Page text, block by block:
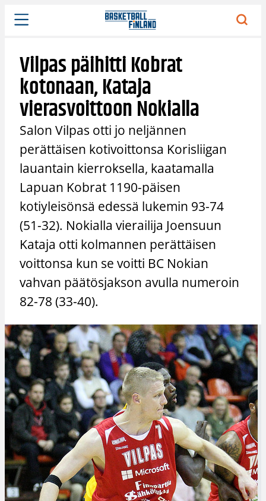
Siirry
sisältöön
Vilpas päihitti Kobrat
kotonaan, Kataja
vierasvoittoon Nokialla
Salon Vilpas otti jo neljännen
perättäisen kotivoittonsa Korisliigan
lauantain kierroksella, kaatamalla
Lapuan Kobrat 1190-päisen
kotiyleisönsä edessä lukemin 93-74
(51-32). Nokialla vierailija Joensuun
Kataja otti kolmannen perättäisen
voittonsa kun se voitti BC Nokian
vahvan päätösjakson avulla numeroin
82-78 (33-40).